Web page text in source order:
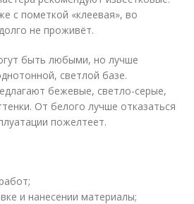
с пометкой «клеевая», во
не проживёт.
быть любыми, но лучше
светлой базе.
бежевые, светло-серые,
От белого лучше отказаться
пожелтеет.
и нанесении материалы;